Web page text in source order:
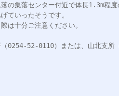
の集落センター付近で体長1.3m程
ていったそうです。
は十分ご注意ください。
（0254-52-0110）または、山北支